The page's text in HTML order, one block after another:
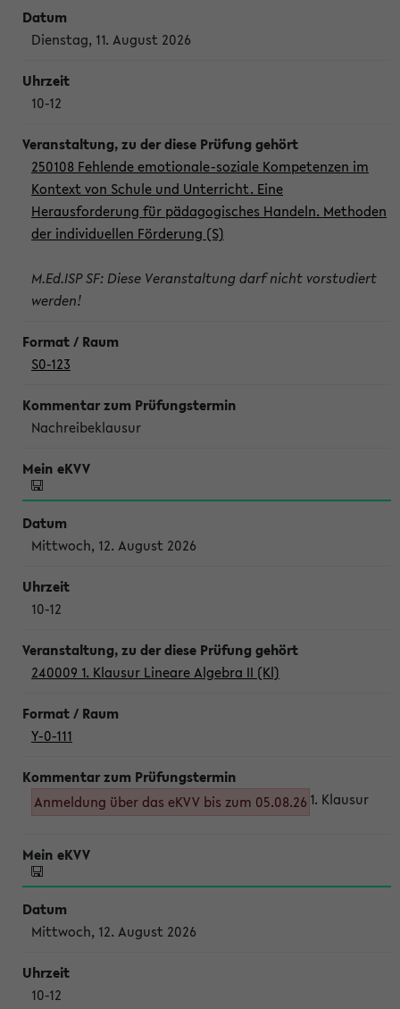
Dienstag, 11. August 2026
10-12
250108 Fehlende emotionale-soziale Kompetenzen im
Kontext von Schule und Unterricht. Eine
Herausforderung für pädagogisches Handeln. Methoden
der individuellen Förderung (S)
M.Ed.ISP SF: Diese Veranstaltung darf nicht vorstudiert
werden!
S0-123
Nachreibeklausur
Mittwoch, 12. August 2026
10-12
240009 1. Klausur Lineare Algebra II (Kl)
Y-0-111
Anmeldung über das eKVV bis zum 05.08.26 1. Klausur
Mittwoch, 12. August 2026
10-12